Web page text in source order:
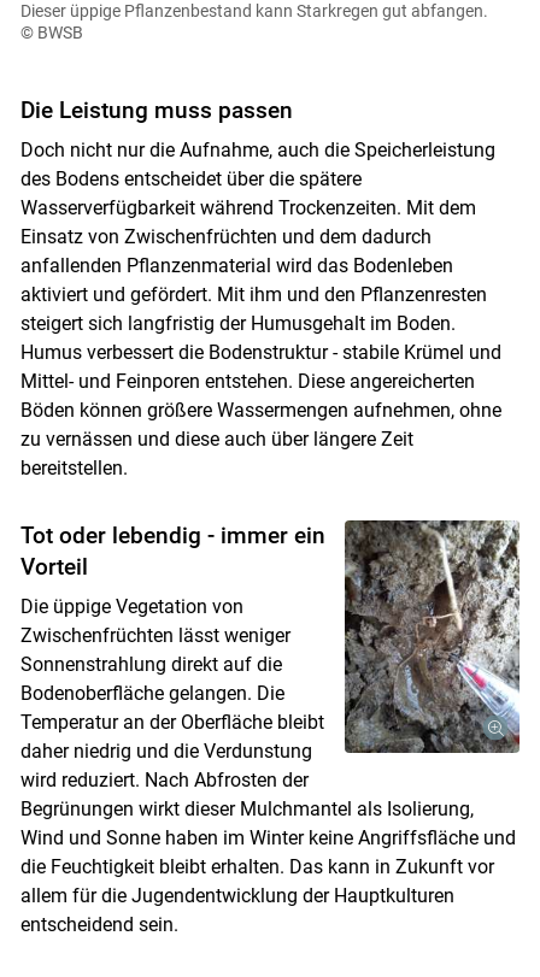
Dieser üppige Pflanzenbestand kann Starkregen gut abfangen.
© BWSB
Die Leistung muss passen
Doch nicht nur die Aufnahme, auch die Speicherleistung
des Bodens entscheidet über die spätere
Wasserverfügbarkeit während Trockenzeiten. Mit dem
Einsatz von Zwischenfrüchten und dem dadurch
anfallenden Pflanzenmaterial wird das Bodenleben
aktiviert und gefördert. Mit ihm und den Pflanzenresten
steigert sich langfristig der Humusgehalt im Boden.
Humus verbessert die Bodenstruktur - stabile Krümel und
Mittel- und Feinporen entstehen. Diese angereicherten
Böden können größere Wassermengen aufnehmen, ohne
zu vernässen und diese auch über längere Zeit
bereitstellen.
Tot oder lebendig - immer ein
Vorteil
Die üppige Vegetation von
Zwischenfrüchten lässt weniger
Sonnenstrahlung direkt auf die
Bodenoberfläche gelangen. Die
Temperatur an der Oberfläche bleibt
daher niedrig und die Verdunstung
wird reduziert. Nach Abfrosten der
Begrünungen wirkt dieser Mulchmantel als Isolierung,
Wind und Sonne haben im Winter keine Angriffsfläche und
die Feuchtigkeit bleibt erhalten. Das kann in Zukunft vor
allem für die Jugendentwicklung der Hauptkulturen
entscheidend sein.